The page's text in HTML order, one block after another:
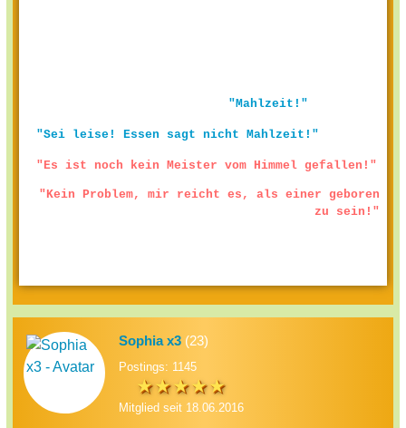
"Mahlzeit!"
"Sei leise! Essen sagt nicht Mahlzeit!"
"Es ist noch kein Meister vom Himmel gefallen!"
"Kein Problem, mir reicht es, als einer geboren
zu sein!"
Sophia x3 (23)
Postings: 1145
Mitglied seit 18.06.2016